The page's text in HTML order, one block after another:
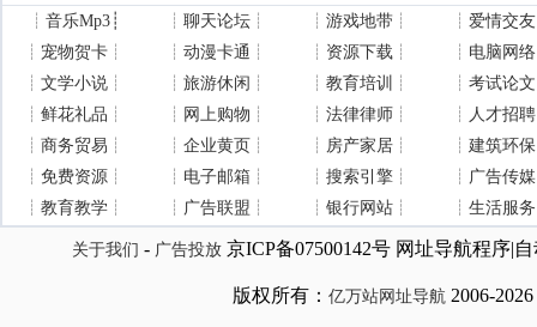
┊ 音乐Mp3 ┊ ┊ 聊天论坛 ┊ ┊ 游戏地带 ┊ ┊ 爱情交友
┊ 宠物贺卡 ┊ ┊ 动漫卡通 ┊ ┊ 资源下载 ┊ ┊ 电脑网络
┊ 文学小说 ┊ ┊ 旅游休闲 ┊ ┊ 教育培训 ┊ ┊ 考试论文
┊ 鲜花礼品 ┊ ┊ 网上购物 ┊ ┊ 法律律师 ┊ ┊ 人才招聘
┊ 商务贸易 ┊ ┊ 企业黄页 ┊ ┊ 房产家居 ┊ ┊ 建筑环保
┊ 免费资源 ┊ ┊ 电子邮箱 ┊ ┊ 搜索引擎 ┊ ┊ 广告传媒
┊ 教育教学 ┊ ┊ 广告联盟 ┊ ┊ 银行网站 ┊ ┊ 生活服务
关于我们 - 广告投放京ICP备07500142号 网址导航程序|
版权所有： 亿万站网址导航 2006-2026